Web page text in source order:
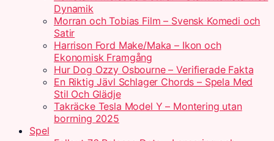
Dynamik
Morran och Tobias Film – Svensk Komedi och
Satir
Harrison Ford Make/Maka – Ikon och
Ekonomisk Framgång
Hur Dog Ozzy Osbourne – Verifierade Fakta
En Riktig Jävl Schlager Chords – Spela Med
Stil Och Glädje
Takräcke Tesla Model Y – Montering utan
borrning 2025
Spel